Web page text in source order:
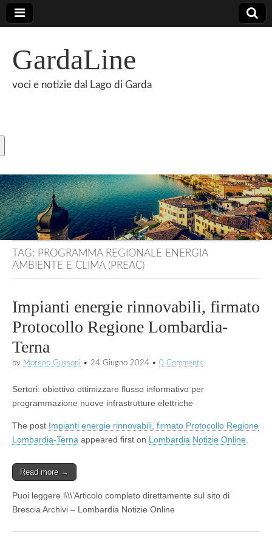
GardaLine
voci e notizie dal Lago di Garda
TAG: PROGRAMMA REGIONALE ENERGIA
AMBIENTE E CLIMA (PREAC)
Impianti energie rinnovabili, firmato
Protocollo Regione Lombardia-
Terna
by Moreno Gussoni • 24 Giugno 2024 • 0 Comments
Sertori: obiettivo ottimizzare flusso informativo per
programmazione nuove infrastrutture elettriche
The post Impianti energie rinnovabili, firmato Protocollo Regione
Lombardia-Terna appeared first on Lombardia Notizie Online
Read more →
Puoi leggere l\\\’Articolo completo direttamente sul sito di
Brescia Archivi – Lombardia Notizie Online